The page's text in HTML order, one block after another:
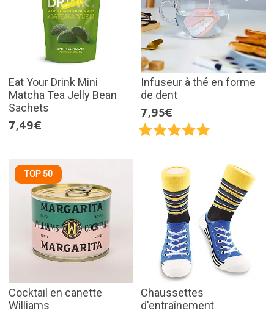
Eat Your Drink Mini
Matcha Tea Jelly Bean
Sachets
7,49€
Infuseur à thé en forme
de dent
7,95€
TOP 50
Cocktail en canette
Williams
Chaussettes
d'entraînement